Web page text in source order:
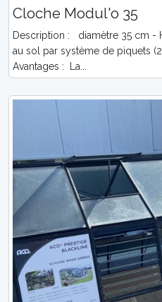
Cloche Modul'o 35
Description : diamètre 35 cm -
au sol par système de piquets (2
Avantages : La...